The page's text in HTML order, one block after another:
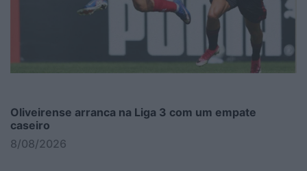
Oliveirense arranca na Liga 3 com um empate
caseiro
8/08/2026